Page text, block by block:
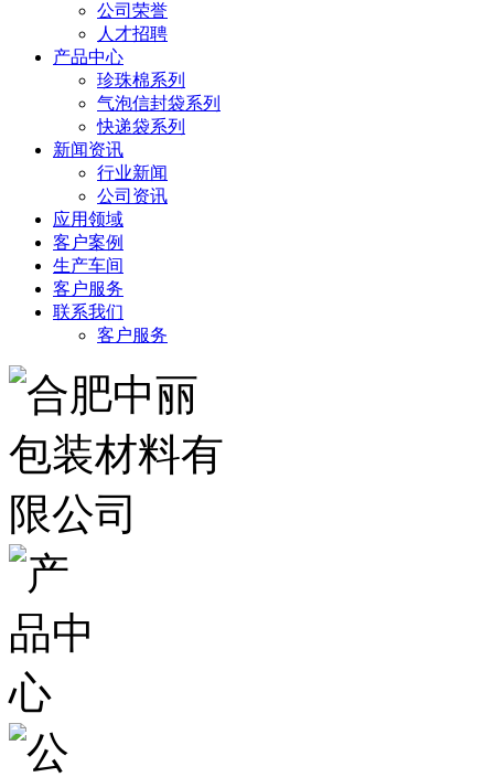
公司荣誉
人才招聘
产品中心
珍珠棉系列
气泡信封袋系列
快递袋系列
新闻资讯
行业新闻
公司资讯
应用领域
客户案例
生产车间
客户服务
联系我们
客户服务